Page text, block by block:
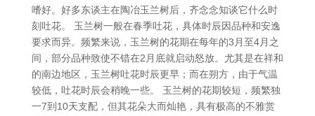
嗜好。好多东谈主在陶冶玉兰树后，齐念念知谈它什么时
刻吐花。 玉兰树一般在春季吐花，具体时辰因品种和安逸
要求而异。频繁来说，玉兰树的花期在每年的3月至4月之
间，部分品种致使不错在2月底就启动怒放。尤其是在祥和
的南边地区，玉兰树吐花时辰更早；而在朔方，由于气温
较低，吐花时辰会稍晚一些。 玉兰树的花期较短，频繁独
一7到10天支配，但其花朵大而灿艳，具有极高的不雅赏